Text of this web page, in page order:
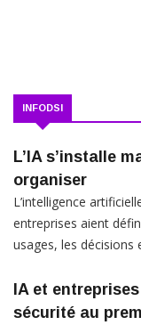
INFODSI
L’IA s’installe
organiser
L’intelligence
entreprises aient
usages, les décisions
IA et
sécurité au